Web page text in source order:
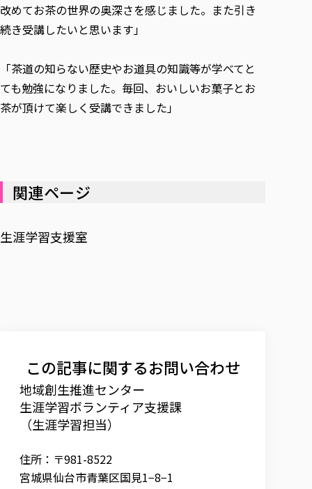
改めてお茶の世界の奥深さを感じました。また引き
続き受講したいと思います」
「茶道の知らない歴史やお道具の知識等が学べてと
ても勉強になりました。毎回、おいしいお菓子とお
茶が頂けて楽しく受講できました」
関連ページ
生涯学習支援室
この記事に関するお問い合わせ
地域創生推進センター
生涯学習ボランティア支援課
（生涯学習担当）
住所：〒981-8522
宮城県仙台市青葉区国見1−8−1